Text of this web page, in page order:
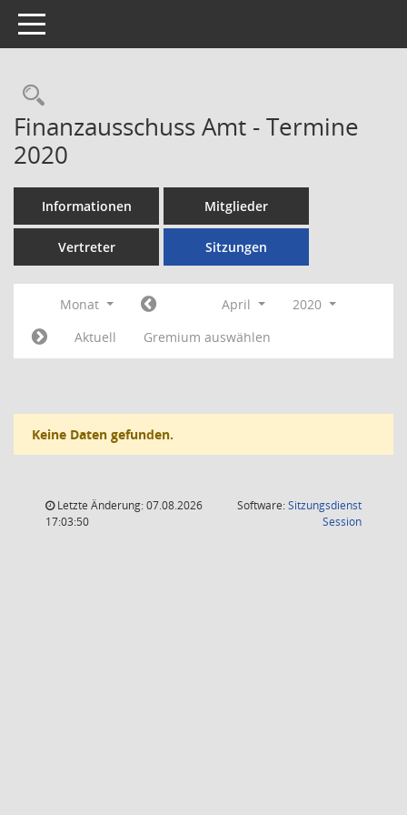
Toggle navigation
Rechercheauswahl
Finanzausschuss Amt - Termine
2020
Informationen Mitglieder
Vertreter Sitzungen
Monat April
2020
Aktuell
Gremium auswählen
Keine Daten gefunden.
Letzte Änderung: 07.08.2026
17:03:50
Software:Sitzungsdienst
Session(Wird in